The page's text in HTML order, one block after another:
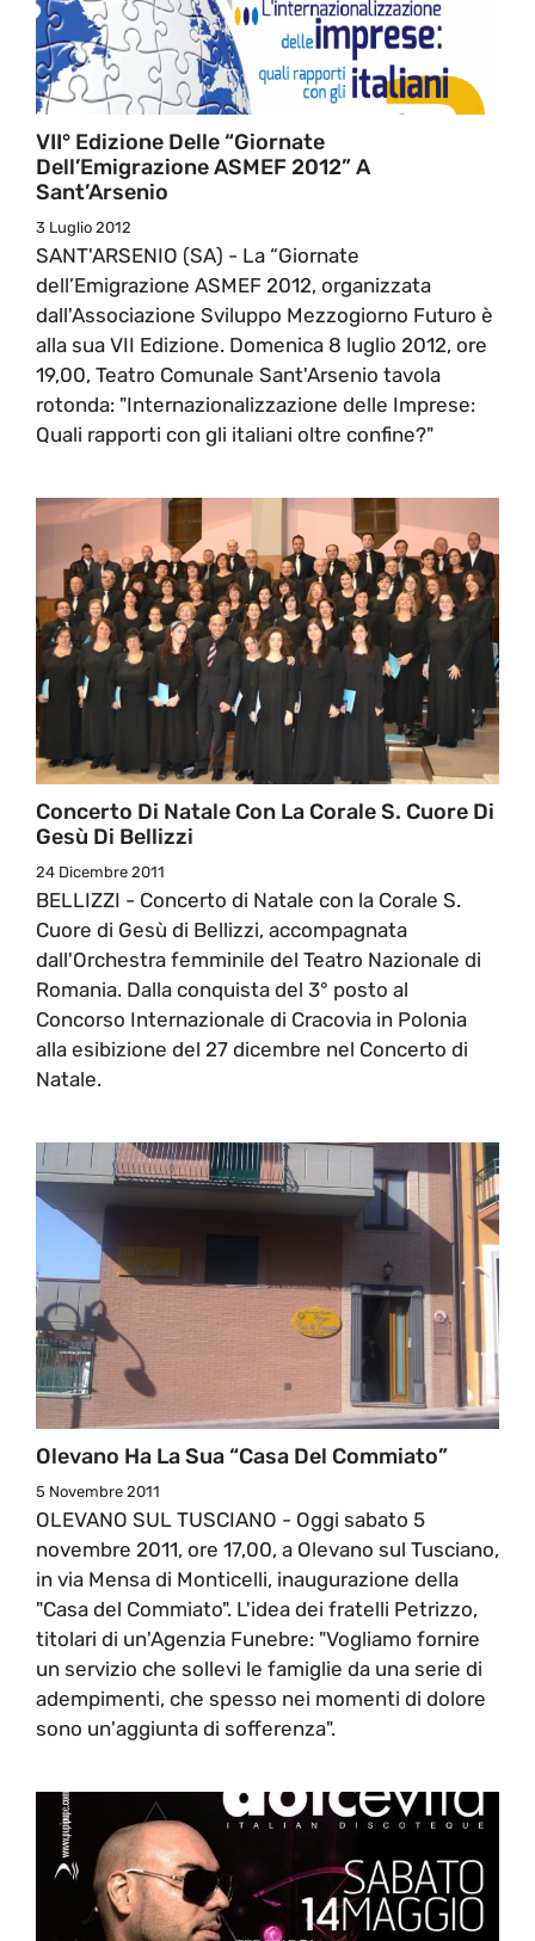
VII° Edizione Delle “Giornate
Dell’Emigrazione ASMEF 2012” A
Sant’Arsenio
3 Luglio 2012
SANT'ARSENIO (SA) - La “Giornate
dell’Emigrazione ASMEF 2012, organizzata
dall'Associazione Sviluppo Mezzogiorno Futuro è
alla sua VII Edizione. Domenica 8 luglio 2012, ore
19,00, Teatro Comunale Sant'Arsenio tavola
rotonda: "Internazionalizzazione delle Imprese:
Quali rapporti con gli italiani oltre confine?"
Concerto Di Natale Con La Corale S. Cuore Di
Gesù Di Bellizzi
24 Dicembre 2011
BELLIZZI - Concerto di Natale con la Corale S.
Cuore di Gesù di Bellizzi, accompagnata
dall'Orchestra femminile del Teatro Nazionale di
Romania. Dalla conquista del 3° posto al
Concorso Internazionale di Cracovia in Polonia
alla esibizione del 27 dicembre nel Concerto di
Natale.
Olevano Ha La Sua “Casa Del Commiato”
5 Novembre 2011
OLEVANO SUL TUSCIANO - Oggi sabato 5
novembre 2011, ore 17,00, a Olevano sul Tusciano,
in via Mensa di Monticelli, inaugurazione della
"Casa del Commiato". L'idea dei fratelli Petrizzo,
titolari di un'Agenzia Funebre: "Vogliamo fornire
un servizio che sollevi le famiglie da una serie di
adempimenti, che spesso nei momenti di dolore
sono un'aggiunta di sofferenza".